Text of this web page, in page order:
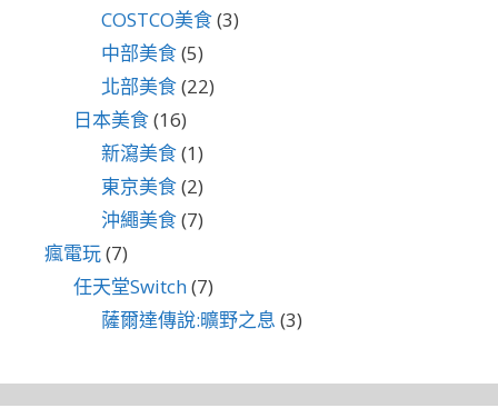
COSTCO美食(3)
中部美食(5)
北部美食(22)
日本美食(16)
新瀉美食(1)
東京美食(2)
沖繩美食(7)
瘋電玩(7)
任天堂Switch(7)
薩爾達傳說:曠野之息 (3)